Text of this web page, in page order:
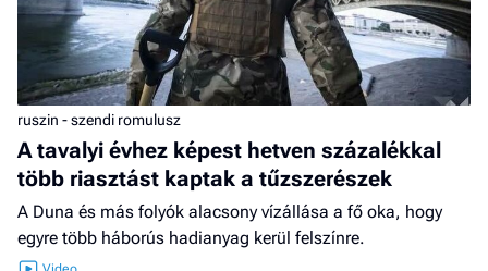
ruszin - szendi romulusz
A tavalyi évhez képest hetven százalékkal
több riasztást kaptak a tűzszerészek
A Duna és más folyók alacsony vízállása a fő oka, hogy
egyre több háborús hadianyag kerül felszínre.